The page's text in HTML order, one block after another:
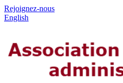
Rejoignez-nous
English